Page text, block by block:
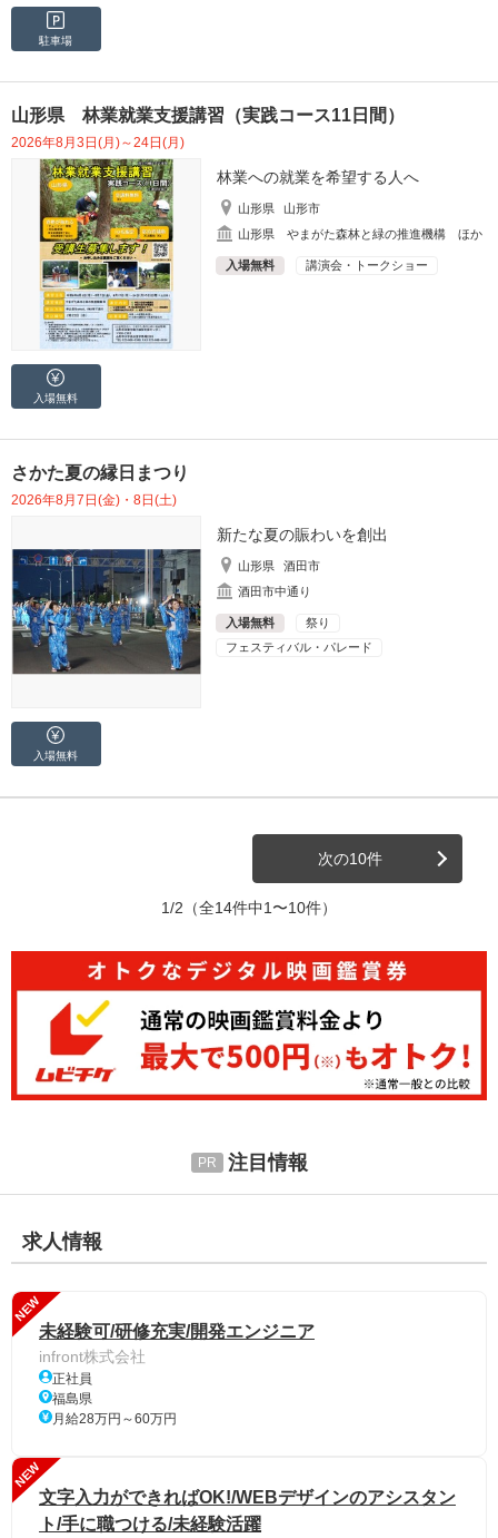
駐車場
山形県 林業就業支援講習（実践コース11日間）
2026年8月3日(月)～24日(月)
林業への就業を希望する人へ
山形県
山形市
山形県 やまがた森林と緑の推進機構 ほか
入場無料 講演会・トークショー
入場無料
さかた夏の縁日まつり
2026年8月7日(金)・8日(土)
新たな夏の賑わいを創出
山形県
酒田市
酒田市中通り
入場無料
祭り
フェスティバル・パレード
入場無料
次の10件
1/2 （全14件中1〜10件）
注目情報
求人情報
NEW
未経験可/研修充実/開発エンジニア
infront株式会社
正社員
福島県
月給28万円～60万円
NEW
文字入力ができればOK!/WEBデザインのアシスタン
ト/手に職つける/未経験活躍